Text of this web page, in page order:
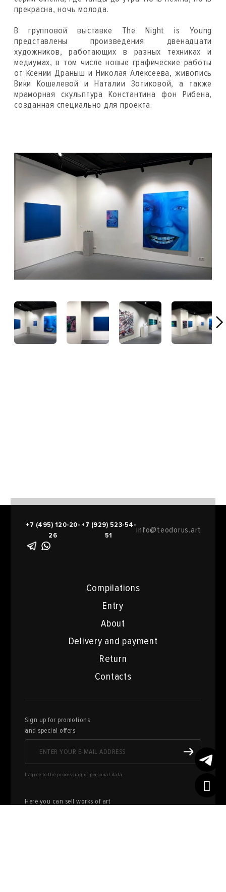
прекрасна, ночь молода.
В групповой выставке The Night is Young
представлены произведения двенадцати
художников, работающих в разных техниках и
медиумах, в том числе новые графические работы
от Ксении Драныш и Николая Алексеева, живопись
Вики Кошелевой и Наталии Зотиковой, а также
мраморная скульптура Константина фон Рибена,
созданная специально для проекта.
Compilations
Entry
About
Delivery and payment
Return
Contacts
+7 (495) 120-20-
26
+7 (929) 523-54-
51
info@teodorus.art
Sign up for promotions
and special offers
I agree to the processing of personal data
Here you can sell works of art